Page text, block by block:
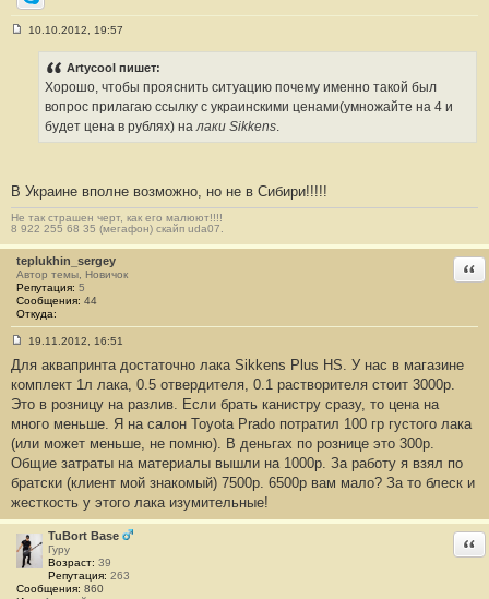
Skype
0
10.10.2012, 19:57
Artycool пишет:
Хорошо, чтобы прояснить ситуацию почему именно такой был
вопрос прилагаю ссылку с украинскими ценами(умножайте на 4 и
будет цена в рублях) налаки Sikkens.
В Украине вполне возможно, но не в Сибири!!!!!
Не так страшен черт, как его малюют!!!!
8 922 255 68 35 (мегафон) скайп uda07.
teplukhin_sergey
Автор темы, Новичок
Репутация: 5
Сообщения: 44
Откуда:
о
б
щ
н
и
е
#
1
19.11.2012, 16:51
Для аквапринта достаточно лака Sikkens Plus HS. У нас в магазине
комплект 1л лака, 0.5 отвердителя, 0.1 растворителя стоит 3000р.
Это в розницу на разлив. Если брать канистру сразу, то цена на
много меньше. Я на салон Toyota Prado потратил 100 гр густого лака
(или может меньше, не помню). В деньгах по рознице это 300р.
Общие затраты на материалы вышли на 1000р. За работу я взял по
братски (клиент мой знакомый) 7500р. 6500р вам мало? За то блеск и
жесткость у этого лака изумительные!
TuBort Base
Гуру
Возраст: 39
Репутация: 263
Сообщения: 860